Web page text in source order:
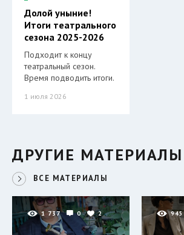
Долой уныние!
Итоги театрального
сезона 2025-2026
Подходит к концу
театральный сезон.
Время подводить итоги.
1 июля 2026
ДРУГИЕ МАТЕРИАЛЫ
ВСЕ МАТЕРИАЛЫ
1 737 0 2 945